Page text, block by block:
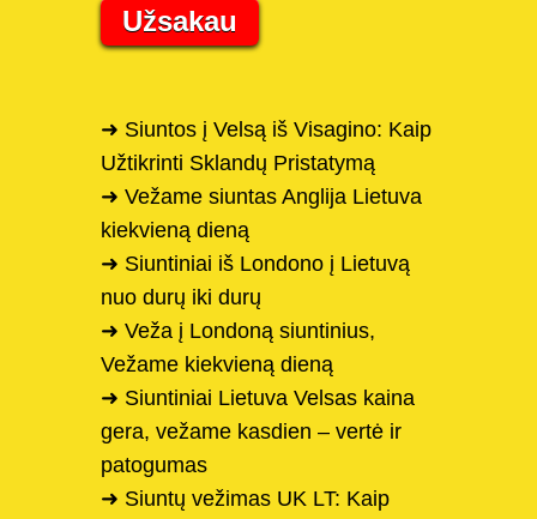
Užsakau
➜ Siuntos į Velsą iš Visagino: Kaip
Užtikrinti Sklandų Pristatymą
➜ Vežame siuntas Anglija Lietuva
kiekvieną dieną
➜ Siuntiniai iš Londono į Lietuvą
nuo durų iki durų
➜ Veža į Londoną siuntinius,
Vežame kiekvieną dieną
➜ Siuntiniai Lietuva Velsas kaina
gera, vežame kasdien – vertė ir
patogumas
➜ Siuntų vežimas UK LT: Kaip